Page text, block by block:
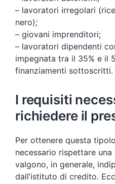
– lavoratori irregolari
nero);
– giovani imprenditori;
– lavoratori dipendenti
impegnata tra il 35% e il
finanziamenti sottoscritti.
I requisiti
richiedere il
Per ottenere questa
necessario rispettare
valgono, in generale,
dall’istituto di credito.